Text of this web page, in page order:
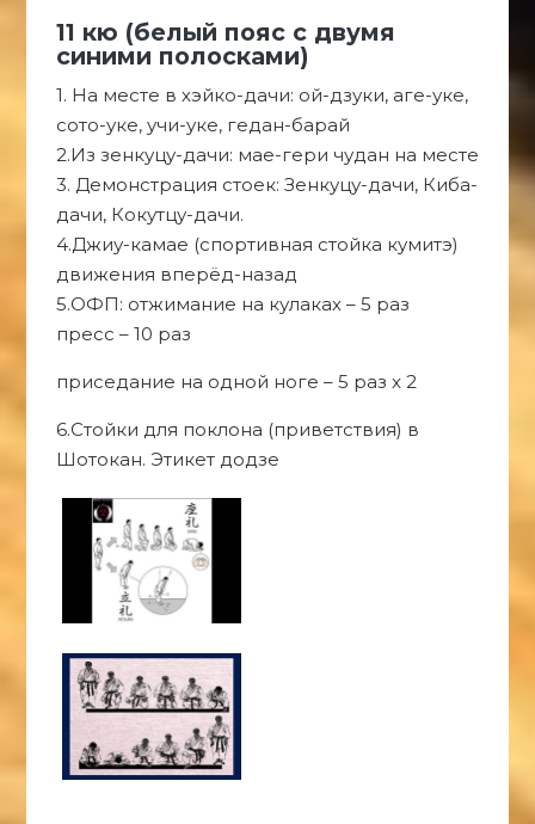
11 кю (белый пояс с двумя
синими полосками)
1. На месте в хэйко-дачи: ой-дзуки, аге-уке,
сото-уке, учи-уке, гедан-барай
2.Из зенкуцу-дачи: мае-гери чудан на месте
3. Демонстрация стоек: Зенкуцу-дачи, Киба-
дачи, Кокутцу-дачи.
4.Джиу-камае (спортивная стойка кумитэ)
движения вперёд-назад
5.ОФП: отжимание на кулаках – 5 раз
пресс – 10 раз
приседание на одной ноге – 5 раз x 2
6.Стойки для поклона (приветствия) в
Шотокан. Этикет додзе